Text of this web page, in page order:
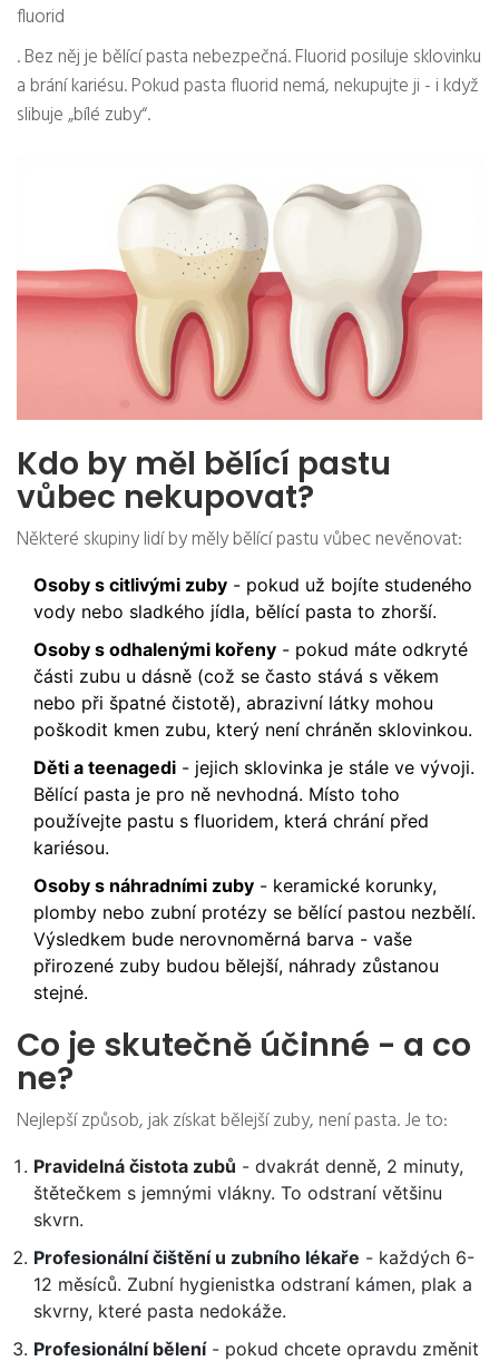
fluorid
. Bez něj je bělící pasta nebezpečná. Fluorid posiluje sklovinku
a brání kariésu. Pokud pasta fluorid nemá, nekupujte ji - i když
slibuje „bílé zuby“.
Kdo by měl bělící pastu
vůbec nekupovat?
Některé skupiny lidí by měly bělící pastu vůbec nevěnovat:
Osoby s citlivými zuby - pokud už bojíte studeného
vody nebo sladkého jídla, bělící pasta to zhorší.
Osoby s odhalenými kořeny - pokud máte odkryté
části zubu u dásně (což se často stává s věkem
nebo při špatné čistotě), abrazivní látky mohou
poškodit kmen zubu, který není chráněn sklovinkou.
Děti a teenagedi - jejich sklovinka je stále ve vývoji.
Bělící pasta je pro ně nevhodná. Místo toho
používejte pastu s fluoridem, která chrání před
kariésou.
Osoby s náhradními zuby - keramické korunky,
plomby nebo zubní protézy se bělící pastou nezbělí.
Výsledkem bude nerovnoměrná barva - vaše
přirozené zuby budou bělejší, náhrady zůstanou
stejné.
Co je skutečně účinné - a co
ne?
Nejlepší způsob, jak získat bělejší zuby, není pasta. Je to:
Pravidelná čistota zubů - dvakrát denně, 2 minuty,
štětečkem s jemnými vlákny. To odstraní většinu
skvrn.
Profesionální čištění u zubního lékaře - každých 6-
12 měsíců. Zubní hygienistka odstraní kámen, plak a
skvrny, které pasta nedokáže.
Profesionální bělení- pokud chcete opravdu změnit